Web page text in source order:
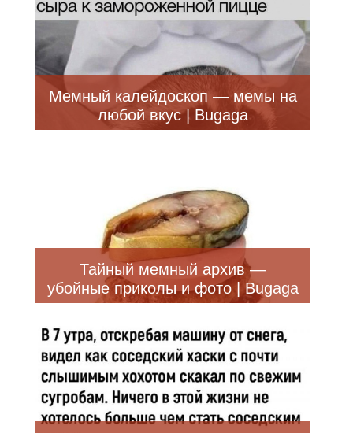
Мемный калейдоскоп — мемы на
любой вкус | Bugaga
Тайный мемный архив —
убойные приколы и фото | Bugaga